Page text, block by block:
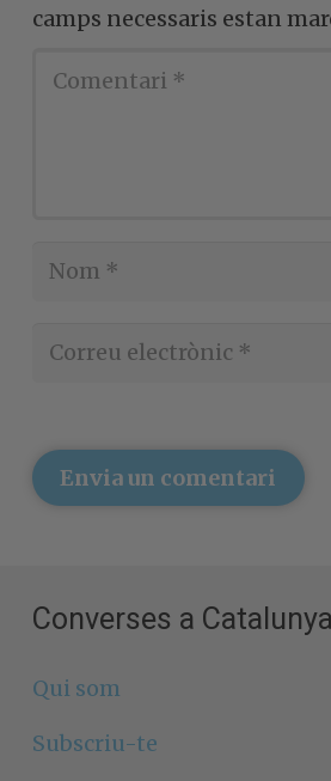
camps necessaris estan
Envia un comentari
Converses a Catalunya
Qui som
Subscriu-te